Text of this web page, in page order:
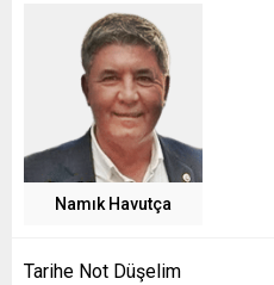
Namık Havutça
Tarihe Not Düşelim